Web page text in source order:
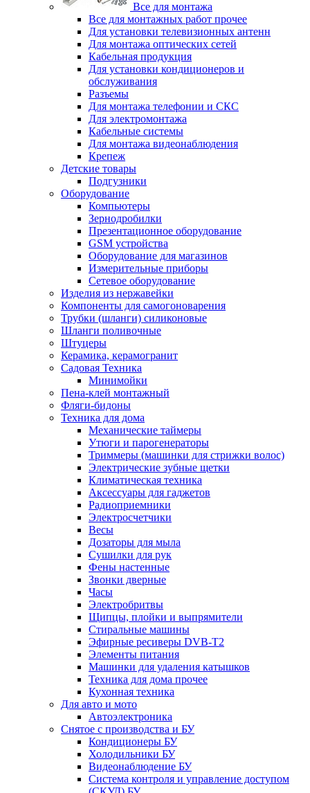
Все для монтажа
Все для монтажных работ прочее
Для установки телевизионных антенн
Для монтажа оптических сетей
Кабельная продукция
Для установки кондиционеров и
обслуживания
Разъемы
Для монтажа телефонии и СКС
Для электромонтажа
Кабельные системы
Для монтажа видеонаблюдения
Крепеж
Детские товары
Подгузники
Оборудование
Компьютеры
Зернодробилки
Презентационное оборудование
GSM устройства
Оборудование для магазинов
Измерительные приборы
Сетевое оборудование
Изделия из нержавейки
Компоненты для самогоноварения
Трубки (шланги) силиконовые
Шланги поливочные
Штуцеры
Керамика, керамогранит
Садовая Техника
Минимойки
Пена-клей монтажный
Фляги-бидоны
Техника для дома
Механические таймеры
Утюги и парогенераторы
Триммеры (машинки для стрижки волос)
Электрические зубные щетки
Климатическая техника
Аксессуары для гаджетов
Радиоприемники
Электросчетчики
Весы
Дозаторы для мыла
Сушилки для рук
Фены настенные
Звонки дверные
Часы
Электробритвы
Щипцы, плойки и выпрямители
Стиральные машины
Эфирные ресиверы DVB-T2
Элементы питания
Машинки для удаления катышков
Техника для дома прочее
Кухонная техника
Для авто и мото
Автоэлектроника
Снятое с производства и БУ
Кондиционеры БУ
Холодильники БУ
Видеонаблюдение БУ
Система контроля и управление доступом